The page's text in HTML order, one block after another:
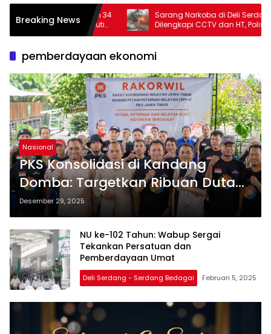
Breaking NewsSarang Narkoba di Deli Serdang
Dilengkapi CCTV dan HT, Polisi Ringkus 1
Orang
PWI
pemberdayaan ekonomi
Nasional
PKS Konsolidasi di Kandang
Domba: Targetkan Ribuan Duta
Tani di Jawa Timur pada 2026
Desember 29, 2025
NU ke-102 Tahun: Wabup Sergai
Tekankan Persatuan dan
Pemberdayaan Umat
Deli Serdang - Serdang Bedagai Februari 5, 2025